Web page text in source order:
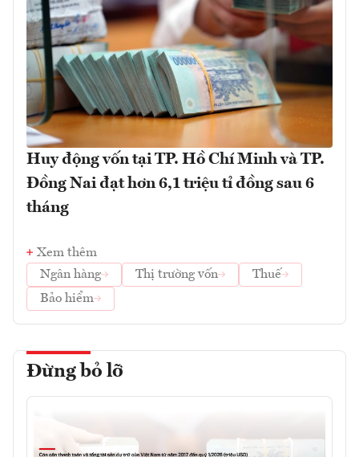
Huy động vốn tại TP. Hồ Chí Minh và TP.
Đồng Nai đạt hơn 6,1 triệu tỉ đồng sau 6
tháng
Xem thêm
Ngân hàng
Thị trường vốn
Thuế
Bảo hiểm
Đừng bỏ lỡ